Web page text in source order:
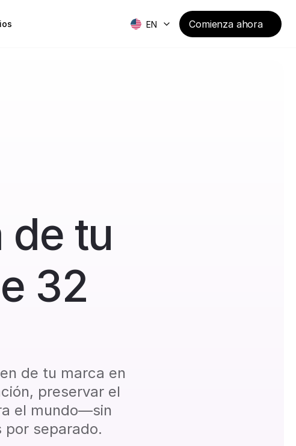
EN Comienza ahora
de tu
32
de tu marca en
preservar el
el mundo—sin
por separado.